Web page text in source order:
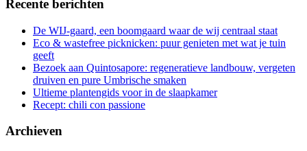
Recente berichten
De WIJ-gaard, een boomgaard waar de wij centraal staat
Eco & wastefree picknicken: puur genieten met wat je tuin
geeft
Bezoek aan Quintosapore: regeneratieve landbouw, vergeten
druiven en pure Umbrische smaken
Ultieme plantengids voor in de slaapkamer
Recept: chili con passione
Archieven